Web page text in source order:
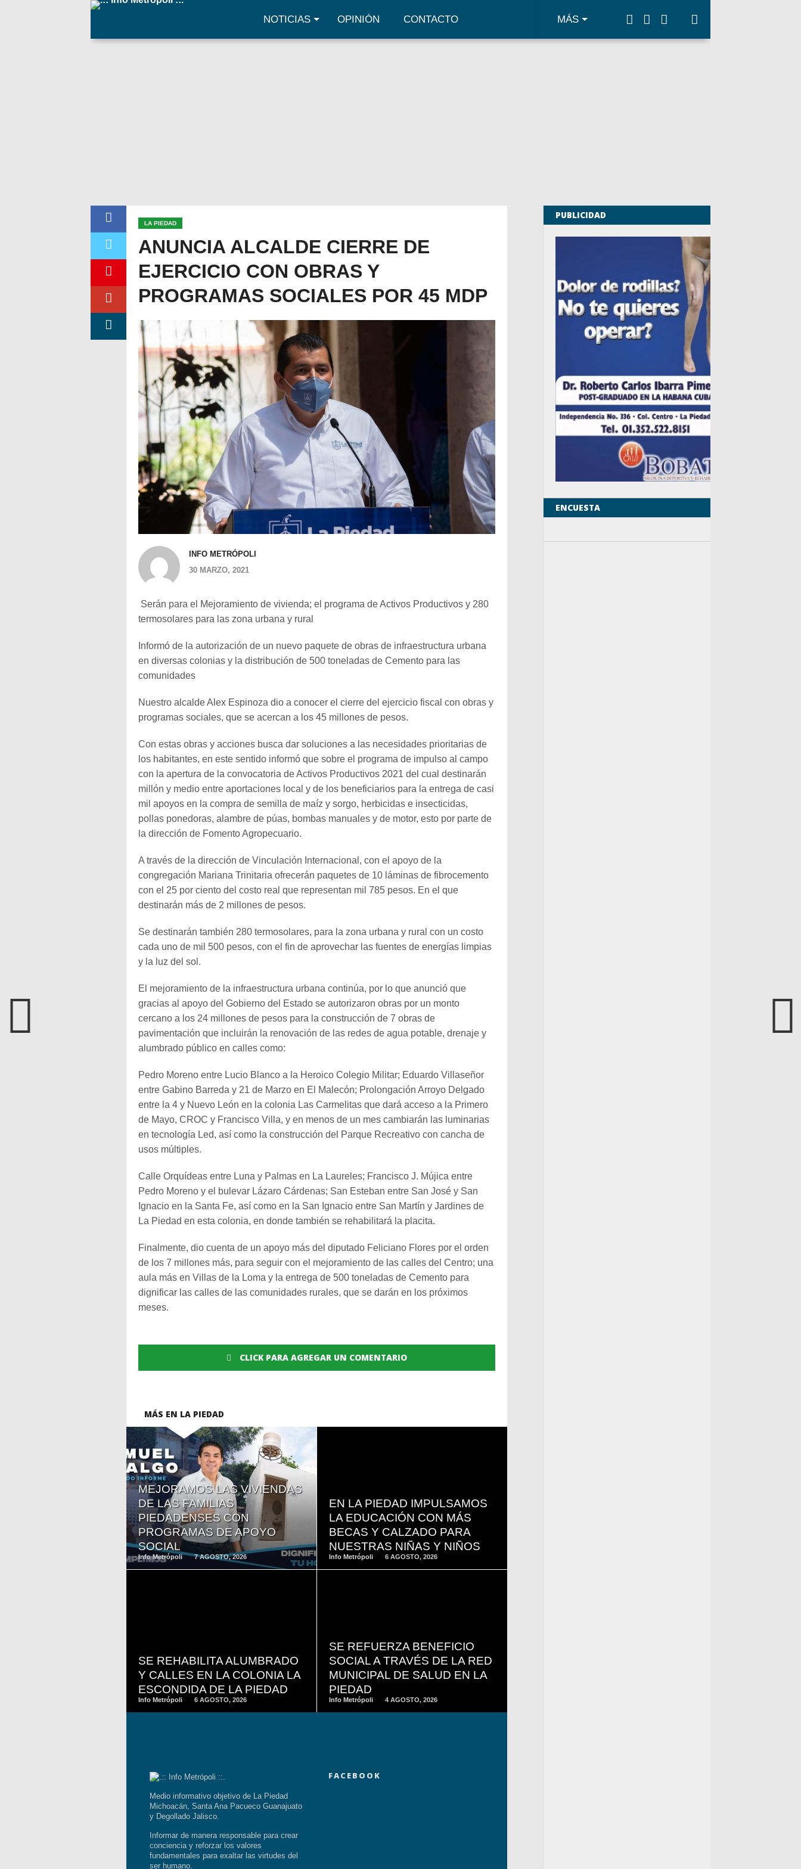
NOTICIAS OPINIÓN CONTACTO MÁS
LA PIEDAD
ANUNCIA ALCALDE CIERRE DE
EJERCICIO CON OBRAS Y
PROGRAMAS SOCIALES POR 45 MDP
INFO METRÓPOLI
30 MARZO, 2021
Serán para el Mejoramiento de vivienda; el programa de Activos Productivos y 280
termosolares para las zona urbana y rural
Informó de la autorización de un nuevo paquete de obras de infraestructura urbana
en diversas colonias y la distribución de 500 toneladas de Cemento para las
comunidades
Nuestro alcalde Alex Espinoza dio a conocer el cierre del ejercicio fiscal con obras y
programas sociales, que se acercan a los 45 millones de pesos.
Con estas obras y acciones busca dar soluciones a las necesidades prioritarias de
los habitantes, en este sentido informó que sobre el programa de impulso al campo
con la apertura de la convocatoria de Activos Productivos 2021 del cual destinarán
millón y medio entre aportaciones local y de los beneficiarios para la entrega de casi
mil apoyos en la compra de semilla de maíz y sorgo, herbicidas e insecticidas,
pollas ponedoras, alambre de púas, bombas manuales y de motor, esto por parte de
la dirección de Fomento Agropecuario.
A través de la dirección de Vinculación Internacional, con el apoyo de la
congregación Mariana Trinitaria ofrecerán paquetes de 10 láminas de fibrocemento
con el 25 por ciento del costo real que representan mil 785 pesos. En el que
destinarán más de 2 millones de pesos.
Se destinarán también 280 termosolares, para la zona urbana y rural con un costo
cada uno de mil 500 pesos, con el fin de aprovechar las fuentes de energías limpias
y la luz del sol.
El mejoramiento de la infraestructura urbana continúa, por lo que anunció que
gracias al apoyo del Gobierno del Estado se autorizaron obras por un monto
cercano a los 24 millones de pesos para la construcción de 7 obras de
pavimentación que incluirán la renovación de las redes de agua potable, drenaje y
alumbrado público en calles como:
Pedro Moreno entre Lucio Blanco a la Heroico Colegio Militar; Eduardo Villaseñor
entre Gabino Barreda y 21 de Marzo en El Malecón; Prolongación Arroyo Delgado
entre la 4 y Nuevo León en la colonia Las Carmelitas que dará acceso a la Primero
de Mayo, CROC y Francisco Villa, y en menos de un mes cambiarán las luminarias
en tecnología Led, así como la construcción del Parque Recreativo con cancha de
usos múltiples.
Calle Orquídeas entre Luna y Palmas en La Laureles; Francisco J. Mújica entre
Pedro Moreno y el bulevar Lázaro Cárdenas; San Esteban entre San José y San
Ignacio en la Santa Fe, así como en la San Ignacio entre San Martín y Jardines de
La Piedad en esta colonia, en donde también se rehabilitará la placita.
Finalmente, dio cuenta de un apoyo más del diputado Feliciano Flores por el orden
de los 7 millones más, para seguir con el mejoramiento de las calles del Centro; una
aula más en Villas de la Loma y la entrega de 500 toneladas de Cemento para
dignificar las calles de las comunidades rurales, que se darán en los próximos
meses.
CLICK PARA AGREGAR UN COMENTARIO
MÁS EN LA PIEDAD
MEJORAMOS LAS VIVIENDAS
DE LAS FAMILIAS
PIEDADENSES CON
PROGRAMAS DE APOYO
SOCIAL
Info Metrópoli 7 AGOSTO, 2026
READ
MORE
EN LA PIEDAD IMPULSAMOS
LA EDUCACIÓN CON MÁS
BECAS Y CALZADO PARA
NUESTRAS NIÑAS Y NIÑOS
Info Metrópoli 6 AGOSTO, 2026
SE REHABILITA ALUMBRADO
Y CALLES EN LA COLONIA LA
ESCONDIDA DE LA PIEDAD
Info Metrópoli 6 AGOSTO, 2026
SE REFUERZA BENEFICIO
SOCIAL A TRAVÉS DE LA RED
MUNICIPAL DE SALUD EN LA
PIEDAD
Info Metrópoli 4 AGOSTO, 2026
PUBLICIDAD
ENCUESTA
Medio informativo objetivo de La Piedad
Michoacán, Santa Ana Pacueco Guanajuato
y Degollado Jalisco.
Informar de manera responsable para crear
conciencia y reforzar los valores
fundamentales para exaltar las virtudes del
ser humano.
FACEBOOK